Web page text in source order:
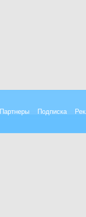
Партнеры Подписка